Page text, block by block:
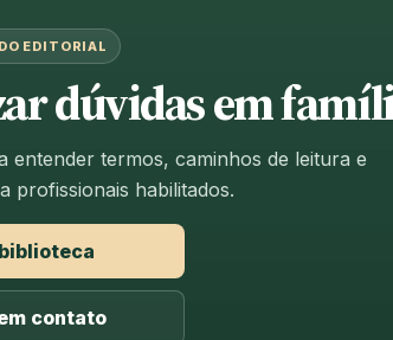
EDITORIAL
dúvidas em
entender termos, caminhos de leitura e
profissionais habilitados.
contato